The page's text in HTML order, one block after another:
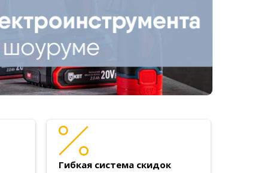
Гибкая система скидок